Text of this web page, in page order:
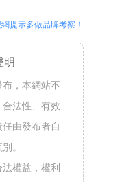
提示多做品牌考察！
明
，本網站不
法性、有效
由發布者自
。
權益，權利